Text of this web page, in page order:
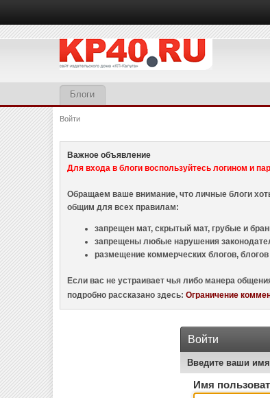
Блоги
Войти
Важное объявление
Для входа в блоги воспользуйтесь логином и
Обращаем ваше внимание, что личные блоги
общим для всех правилам:
запрещен мат, скрытый мат, грубые и
запрещены любые нарушения
размещение коммерческих блогов,
Если вас не устраивает чья либо манера
подробно рассказано здесь:Ограничение
Войти
Введите ваши
Имя